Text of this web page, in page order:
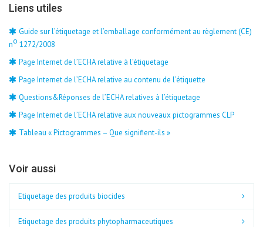
Liens utiles
Guide sur l’étiquetage et l’emballage conformément au règlement (CE)
no 1272/2008
Page Internet de l’ECHA relative à l’étiquetage
Page Internet de l’ECHA relative au contenu de l’étiquette
Questions&Réponses de l’ECHA relatives à l’étiquetage
Page Internet de l’ECHA relative aux nouveaux pictogrammes CLP
Tableau « Pictogrammes – Que signifient-ils »
Voir aussi
Etiquetage des produits biocides
Etiquetage des produits phytopharmaceutiques